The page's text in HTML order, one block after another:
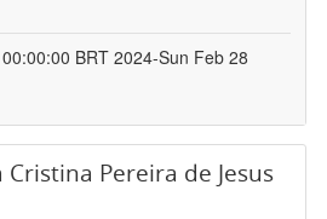
BRT 2024-Sun Feb 28
Cristina Pereira de Jesus